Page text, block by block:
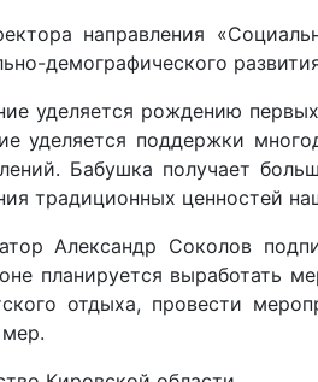
направления
демографического
уделяется рождению
уделяется поддержки
Бабушка получает
традиционных ценностей
Александр Соколов
планируется выработать
отдыха, провести